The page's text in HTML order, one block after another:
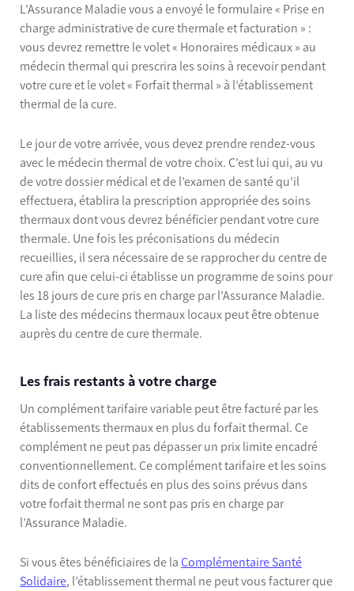
L’Assurance Maladie vous a envoyé le formulaire « Prise en
charge administrative de cure thermale et facturation » :
vous devrez remettre le volet « Honoraires médicaux » au
médecin thermal qui prescrira les soins à recevoir pendant
votre cure et le volet « Forfait thermal » à l’établissement
thermal de la cure.
Le jour de votre arrivée, vous devez prendre rendez-vous
avec le médecin thermal de votre choix. C’est lui qui, au vu
de votre dossier médical et de l’examen de santé qu’il
effectuera, établira la prescription appropriée des soins
thermaux dont vous devrez bénéficier pendant votre cure
thermale. Une fois les préconisations du médecin
recueillies, il sera nécessaire de se rapprocher du centre de
cure afin que celui-ci établisse un programme de soins pour
les 18 jours de cure pris en charge par l’Assurance Maladie.
La liste des médecins thermaux locaux peut être obtenue
auprès du centre de cure thermale.
Les frais restants à votre charge
Un complément tarifaire variable peut être facturé par les
établissements thermaux en plus du forfait thermal. Ce
complément ne peut pas dépasser un prix limite encadré
conventionnellement. Ce complément tarifaire et les soins
dits de confort effectués en plus des soins prévus dans
votre forfait thermal ne sont pas pris en charge par
l’Assurance Maladie.
Si vous êtes bénéficiaires de la Complémentaire Santé
Solidaire, l’établissement thermal ne peut vous facturer que